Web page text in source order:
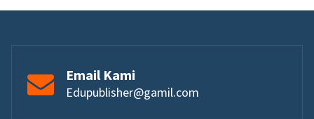
Email Kami
Edupublisher@gamil.com